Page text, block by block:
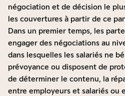
négociation et de décision le
les couvertures à partir de ce
Dans un premier temps, les
engager des négociations au
dans lesquelles les salariés ne
prévoyance ou disposent de
de déterminer le contenu, la
entre employeurs et salariés ou